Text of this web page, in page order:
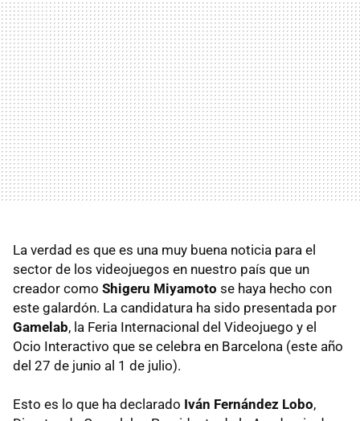
La verdad es que es una muy buena noticia para el
sector de los videojuegos en nuestro país que un
creador como Shigeru Miyamoto se haya hecho con
este galardón. La candidatura ha sido presentada por
Gamelab, la Feria Internacional del Videojuego y el
Ocio Interactivo que se celebra en Barcelona (este año
del 27 de junio al 1 de julio).
Esto es lo que ha declarado Iván Fernández Lobo,